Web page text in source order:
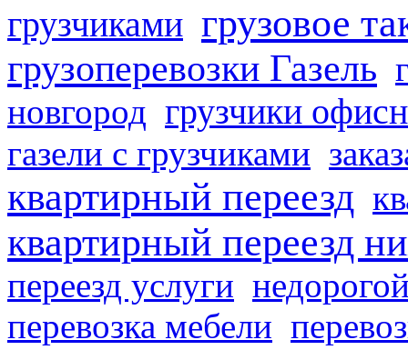
грузчиками грузовое
грузоперевозки Газель
новгород грузчики
газели с грузчиками
квартирный переезд
квартирный переезд
переезд услуги
перевозка мебели